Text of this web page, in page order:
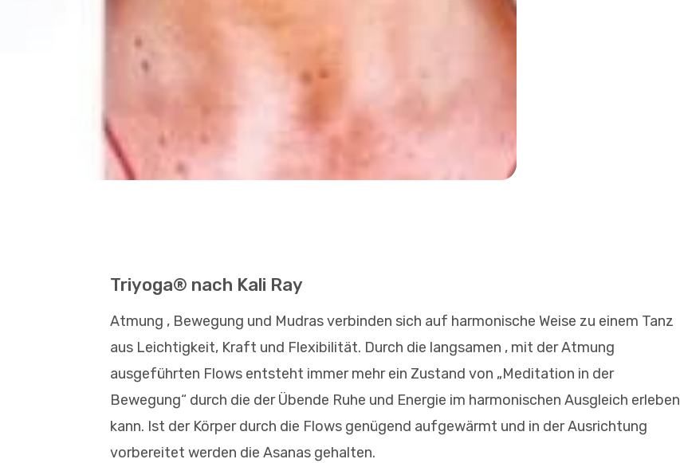
Triyoga® nach Kali Ray
Atmung , Bewegung und Mudras verbinden sich auf harmonische Weise zu einem Tanz
aus Leichtigkeit, Kraft und Flexibilität. Durch die langsamen , mit der Atmung
ausgeführten Flows entsteht immer mehr ein Zustand von „Meditation in der
Bewegung“ durch die der Übende Ruhe und Energie im harmonischen Ausgleich erleben
kann. Ist der Körper durch die Flows genügend aufgewärmt und in der Ausrichtung
vorbereitet werden die Asanas gehalten.